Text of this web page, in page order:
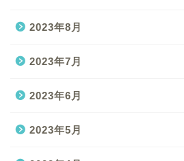
2023年8月
2023年7月
2023年6月
2023年5月